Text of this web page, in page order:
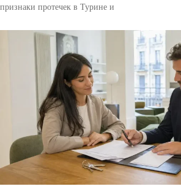
признаки протечек в Турине и